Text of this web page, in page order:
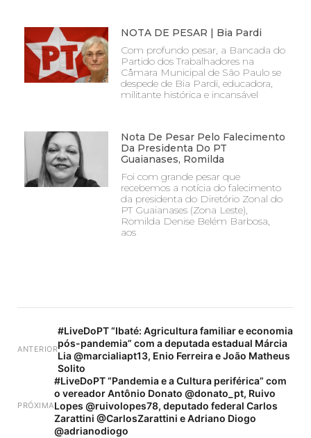
NOTA DE PESAR | Bia Pardi
Com profundo pesar, a Bancada do
Partido dos Trabalhadores na
Câmara Municipal de São Paulo se
despede de Bia Pardi, educadora,
militante histórica e incansável
Nota De Pesar Pelo Falecimento
Da Presidenta Do PT
Guaianases, Romilda
Foi com grande pesar que
recebemos a notícia do falecimento
da presidenta do Diretório Zonal do
PT Guaianases (Zona Leste),
Romilda Denise Belém Barbosa,
aos
ANTERIOR
#LiveDoPT “Ibaté: Agricultura familiar e economia
pós-pandemia” com a deputada estadual Márcia
Lia @marcialiapt13, Enio Ferreira e João Matheus
Solito
PRÓXIMA
#LiveDoPT “Pandemia e a Cultura periférica” com
o vereador Antônio Donato @donato_pt, Ruivo
Lopes @ruivolopes78, deputado federal Carlos
Zarattini @CarlosZarattini e Adriano Diogo
@adrianodiogo